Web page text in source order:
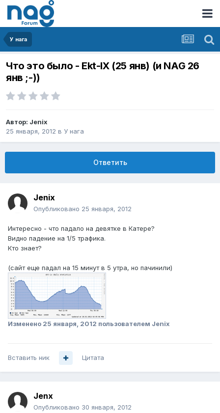
У нага
Что это было - Ekt-IX (25 янв) (и NAG 26
янв ;-))
Автор: Jenix
25 января, 2012 в У нага
Ответить
Jenix
Опубликовано 25 января, 2012
Интересно - что падало на девятке в Катере?
Видно падение на 1/5 трафика.
Кто знает?
(сайт еще падал на 15 минут в 5 утра, но пачинили)
Изменено 25 января, 2012 пользователем Jenix
Вставить ник Цитата
Jenx
Опубликовано 30 января, 2012